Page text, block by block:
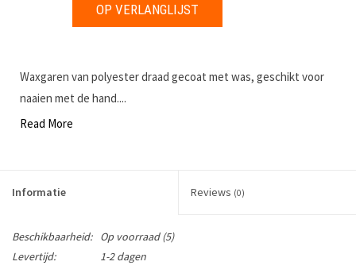
OP VERLANGLIJST
Waxgaren van polyester draad gecoat met was, geschikt voor
naaien met de hand....
Read More
Informatie Reviews (0)
Beschikbaarheid: Op voorraad(5)
Levertijd:
1-2 dagen